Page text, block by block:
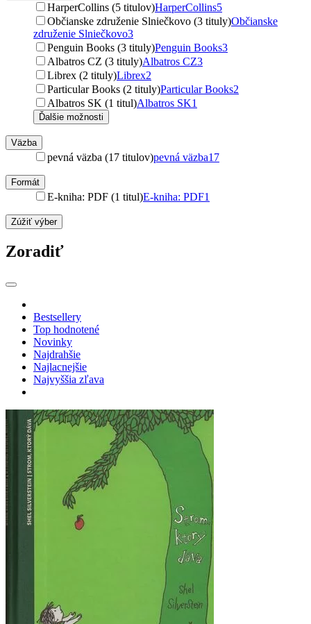
HarperCollins (5 titulov)HarperCollins5
Občianske združenie Slniečkovo (3 tituly)Občianske
združenie Slniečkovo3
Penguin Books (3 tituly)Penguin Books3
Albatros CZ (3 tituly)Albatros CZ3
Librex (2 tituly)Librex2
Particular Books (2 tituly)Particular Books2
Albatros SK (1 titul)Albatros SK1
Ďalšie možnosti
Väzba
pevná väzba (17 titulov)pevná väzba17
Formát
E-kniha: PDF (1 titul)E-kniha: PDF1
Zúžiť výber
Zoradiť
Bestsellery
Top hodnotené
Novinky
Najdrahšie
Najlacnejšie
Najvyššia zľava